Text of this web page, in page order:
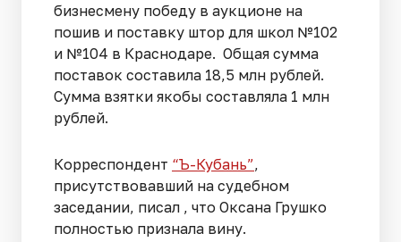
бизнесмену победу в аукционе на
пошив и поставку штор для школ №102
и №104 в Краснодаре. Общая сумма
поставок составила 18,5 млн рублей.
Сумма взятки якобы составляла 1 млн
рублей.
Корреспондент “Ъ-Кубань”,
присутствовавший на судебном
заседании, писал , что Оксана Грушко
полностью признала вину.